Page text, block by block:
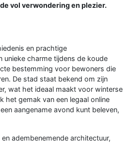
vol verwondering en plezier.
en prachtige
unieke charme tijdens de koude
bestemming voor bewoners die
De stad staat bekend om zijn
wat het ideaal maakt voor winterse
het gemak van een legaal online
aangename avond kunt beleven,
adembenemende architectuur,